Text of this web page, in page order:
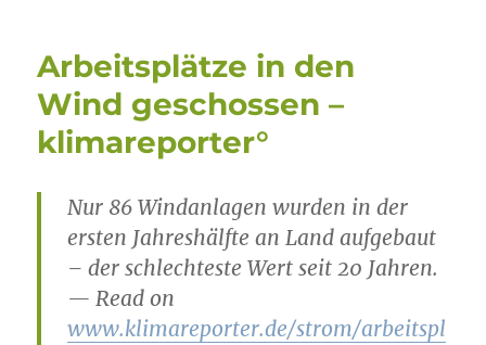
Arbeitsplätze in den
Wind geschossen –
klimareporter°
Nur 86 Windanlagen wurden in der
ersten Jahreshälfte an Land aufgebaut
– der schlechteste Wert seit 20 Jahren.
— Read on
www.klimareporter.de/strom/arbeitspl